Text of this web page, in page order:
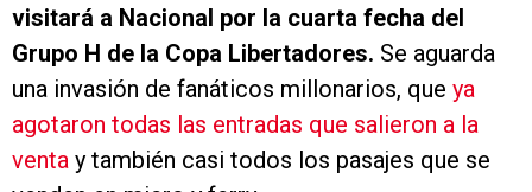
visitará a Nacional por la cuarta fecha del
Grupo H de la Copa Libertadores. Se aguarda
una invasión de fanáticos millonarios, que ya
agotaron todas las entradas que salieron a la
venta y también casi todos los pasajes que se